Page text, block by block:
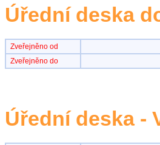
Úřední deska
Zveřejněno od
Zveřejněno do
Úřední deska -